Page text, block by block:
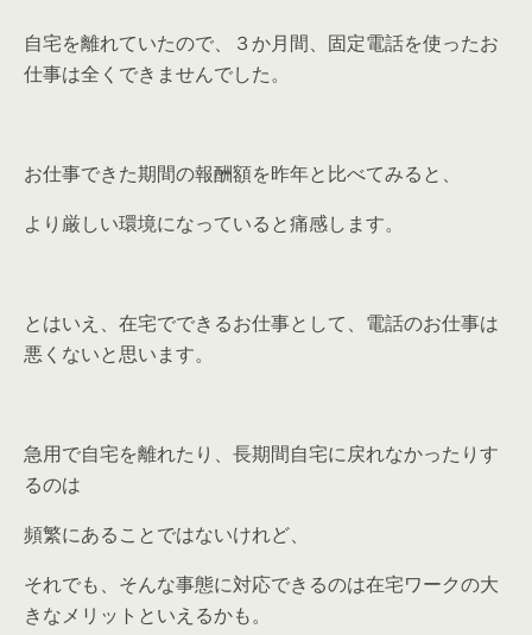
自宅を離れていたので、３か月間、固定電話を使ったお
仕事は全くできませんでした。
お仕事できた期間の報酬額を昨年と比べてみると、
より厳しい環境になっていると痛感します。
とはいえ、在宅でできるお仕事として、電話のお仕事は
悪くないと思います。
急用で自宅を離れたり、長期間自宅に戻れなかったりす
るのは
頻繁にあることではないけれど、
それでも、そんな事態に対応できるのは在宅ワークの大
きなメリットといえるかも。